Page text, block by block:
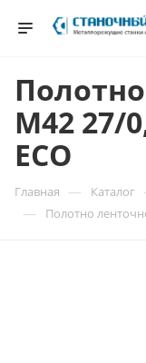
М42 27/
ECO
Главная — Каталог
— Полотно